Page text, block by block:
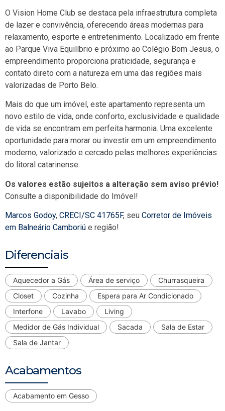
O Vision Home Club se destaca pela infraestrutura completa
de lazer e convivência, oferecendo áreas modernas para
relaxamento, esporte e entretenimento. Localizado em frente
ao Parque Viva Equilíbrio e próximo ao Colégio Bom Jesus, o
empreendimento proporciona praticidade, segurança e
contato direto com a natureza em uma das regiões mais
valorizadas de Porto Belo.
Mais do que um imóvel, este apartamento representa um
novo estilo de vida, onde conforto, exclusividade e qualidade
de vida se encontram em perfeita harmonia. Uma excelente
oportunidade para morar ou investir em um empreendimento
moderno, valorizado e cercado pelas melhores experiências
do litoral catarinense.
Os valores estão sujeitos a alteração sem aviso prévio!
Consulte a disponibilidade do Imóvel!
Marcos Godoy, CRECI/SC 41765F, seu Corretor de Imóveis
em Balneário Camboriú e região!
Diferenciais
Aquecedor a Gás Área de serviço
Churrasqueira
Closet
Cozinha
Espera para Ar Condicionado
Interfone
Lavabo
Living
Medidor de Gás Individual
Sacada
Sala de Estar
Sala de Jantar
Acabamentos
Acabamento em Gesso